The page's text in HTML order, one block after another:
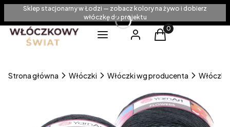
Sklep stacjonarny w Łodzi — zobacz kolory na żywo i dobierz
włóczkę do projektu
Menu
Zaloguj sięProdukty w
Koszyk
Strona główna Włóczki Włóczki wg producenta Włóczki